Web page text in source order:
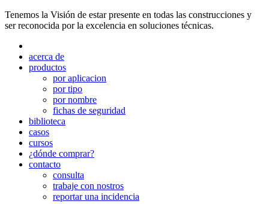
Tenemos la Visión de estar presente en todas las construcciones y
ser reconocida por la excelencia en soluciones técnicas.
acerca de
productos
por aplicacion
por tipo
por nombre
fichas de seguridad
biblioteca
casos
cursos
¿dónde comprar?
contacto
consulta
trabaje con nostros
reportar una incidencia